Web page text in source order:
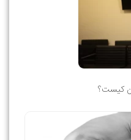
کیست؟